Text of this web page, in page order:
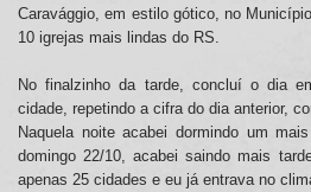
Caravággio, em estilo gótico, no
10 igrejas mais lindas do RS.
No finalzinho da tarde, concluí o dia
cidade, repetindo a cifra do dia anterior,
Naquela noite acabei dormindo um
domingo 22/10, acabei saindo mais
apenas 25 cidades e eu já entrava no